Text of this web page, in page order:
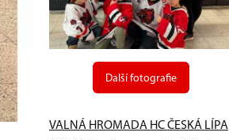
Další fotografie
VALNÁ HROMADA HC ČESKÁ LÍPA